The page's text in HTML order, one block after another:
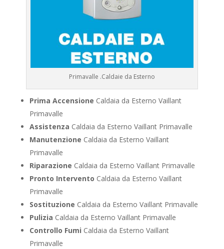
Primavalle .Caldaie da Esterno
Prima Accensione Caldaia da Esterno Vaillant
Primavalle
Assistenza Caldaia da Esterno Vaillant Primavalle
Manutenzione Caldaia da Esterno Vaillant
Primavalle
Riparazione Caldaia da Esterno Vaillant Primavalle
Pronto Intervento Caldaia da Esterno Vaillant
Primavalle
Sostituzione Caldaia da Esterno Vaillant Primavalle
Pulizia Caldaia da Esterno Vaillant Primavalle
Controllo Fumi Caldaia da Esterno Vaillant
Primavalle